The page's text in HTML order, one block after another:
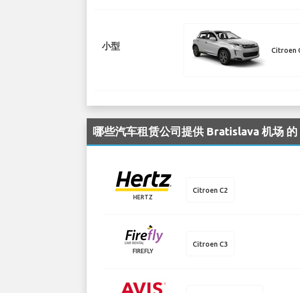
小型 Citroen
哪些汽车租赁公司提供 Bratislava 机场
HERTZ
Citroen C2
FIREFLY
Citroen C3